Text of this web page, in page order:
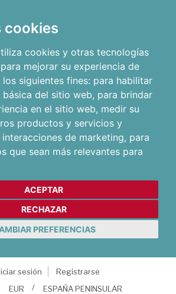
cookies
cookies y otras tecnologías
mejorar su experiencia de
siguientes fines: para habilitar
del sitio web, para brindar
en el sitio web, medir su
productos y servicios y
de marketing, para
que sean más relevantes para
ACEPTAR
RECHAZAR
PREFERENCIAS
sesión
Registrarse
EUR ESPAÑA PENINSULAR